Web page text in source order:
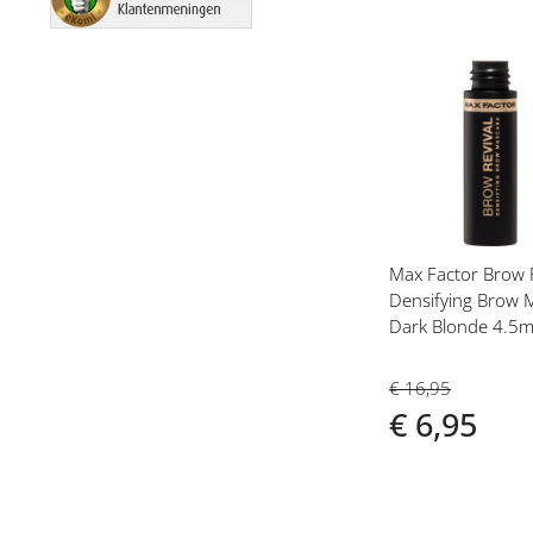
Max Factor Brow
Densifying Brow
Dark Blonde
€ 16,95
€ 6,95